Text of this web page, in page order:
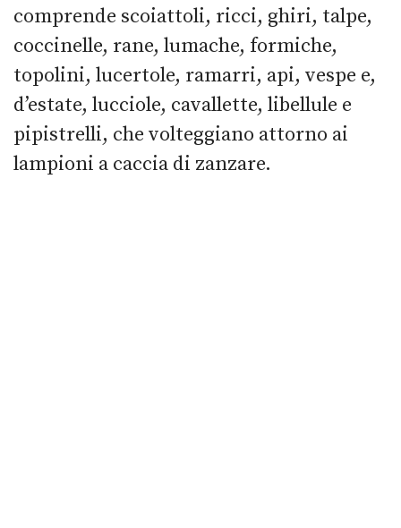
comprende scoiattoli, ricci, ghiri, talpe,
coccinelle, rane, lumache, formiche,
topolini, lucertole, ramarri, api, vespe e,
d’estate, lucciole, cavallette, libellule e
pipistrelli, che volteggiano attorno ai
lampioni a caccia di zanzare.